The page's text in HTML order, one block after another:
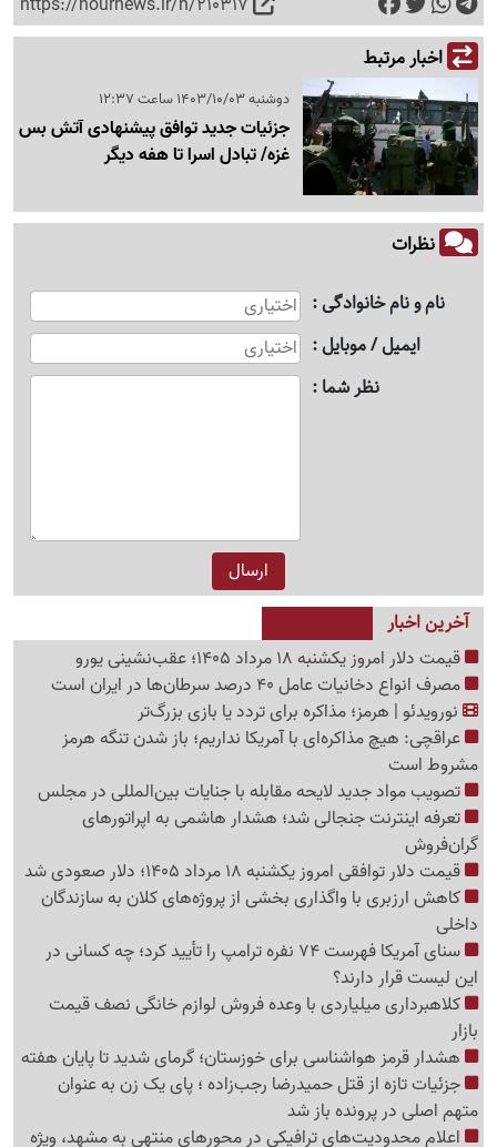
https://nournews.ir/n/210317
اخبار مرتبط
دوشنبه 1403/10/03 ساعت 12:37
جزئیات جدید توافق پیشنهادی آتش بس
غزه/ تبادل اسرا تا هفه دیگر
نظرات
نام و نام خانوادگی
ایمیل / موبایل
نظر شما
آخرین اخبار
قیمت دلار امروز یکشنبه 18 مرداد 1405؛ عقب‌نشینی یورو
مصرف انواع دخانیات عامل 40 درصد سرطان‌ها در ایران است
نورویدئو | هرمز؛ مذاکره برای تردد یا بازی بزرگ‌تر
عراقچی: هیچ مذاکره‌ای با آمریکا نداریم؛ باز شدن تنگه هرمز
مشروط است
تصویب مواد جدید لایحه مقابله با جنایات بین‌المللی در مجلس
تعرفه اینترنت جنجالی شد؛ هشدار هاشمی به اپراتورهای
گرا‌ن‌فروش
قیمت دلار توافقی امروز یکشنبه 18 مرداد 1405؛ دلار صعودی شد
کاهش ارزبری با واگذاری بخشی از پروژه‌های کلان به سازندگان
داخلی
سنای آمریکا فهرست 74 نفره ترامپ را تأیید کرد؛ چه کسانی در
این لیست قرار دارند؟
کلاهبرداری میلیاردی با وعده فروش لوازم خانگی نصف قیمت
بازار
هشدار قرمز هواشناسی برای خوزستان؛ گرمای شدید تا پایان هفته
جزئیات تازه از قتل حمیدرضا رجب‌زاده ؛ پای یک زن به عنوان
متهم اصلی در پرونده باز شد
اعلام محدودیت‌های ترافیکی در محورهای منتهی به مشهد، ویژه